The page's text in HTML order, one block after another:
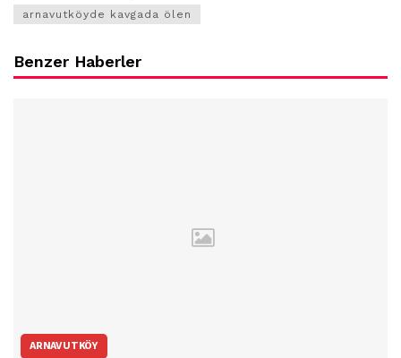
arnavutköyde kavgada ölen
Benzer Haberler
ARNAVUTKÖY